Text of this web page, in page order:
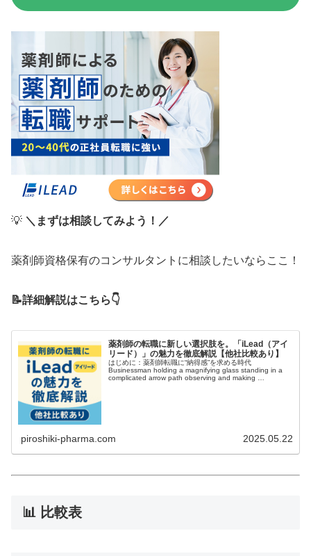
💡 ＼まずは相談してみよう！／
薬剤師資格保有のコンサルタントに相談したいならここ！
📝詳細解説はこちら👇
薬剤師の転職に新しい選択肢を。「iLead（アイ
リード）」の魅力を徹底解説【他社比較あり】
はじめに：薬剤師転職に“納得感”を求める時代
Businessman holding a magnifying glass standing in a
complicated arrow path observing and making …
piroshiki-pharma.com 2025.05.22
📊 比較表